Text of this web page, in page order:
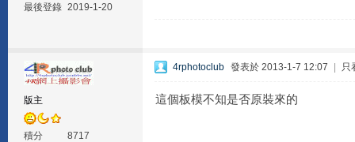
最後登錄 2019-1-20
版主
積分
8717
4rphotoclub 發表於 2013-1-7 12:07 只
這個板模不知是否原裝來的